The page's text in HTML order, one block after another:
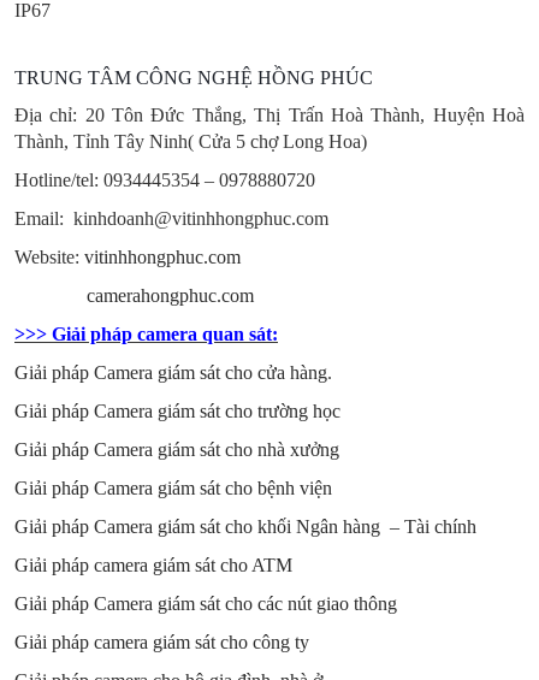
IP67
TRUNG TÂM CÔNG NGHỆ HỒNG PHÚC
Địa chỉ: 20 Tôn Đức Thắng, Thị Trấn Hoà Thành, Huyện Hoà
Thành, Tỉnh Tây Ninh( Cửa 5 chợ Long Hoa)
Hotline/tel: 0934445354 – 0978880720
Email: kinhdoanh@vitinhhongphuc.com
Website: vitinhhongphuc.com
camerahongphuc.com
>>> Giải pháp camera quan sát:
Giải pháp Camera giám sát cho cửa hàng.
Giải pháp Camera giám sát cho trường học
Giải pháp Camera giám sát cho nhà xưởng
Giải pháp Camera giám sát cho bệnh viện
Giải pháp Camera giám sát cho khối Ngân hàng – Tài chính
Giải pháp camera giám sát cho ATM
Giải pháp Camera giám sát cho các nút giao thông
Giải pháp camera giám sát cho công ty